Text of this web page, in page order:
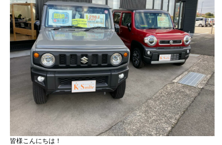
皆様こんにちは！